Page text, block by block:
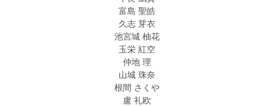
富島 聖皓
久志 芽衣
池宮城 柚花
玉栄 紅空
仲地 理
山城 珠奈
根間 さくや
盧 礼欧